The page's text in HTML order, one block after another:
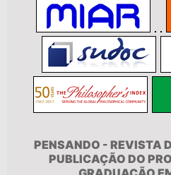
PENSANDO - REVISTA
PUBLICAÇÃO DO